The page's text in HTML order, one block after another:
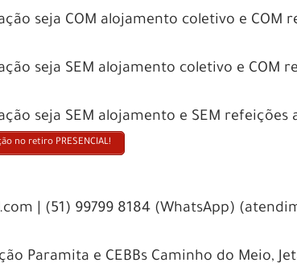
seja COM alojamento coletivo e COM
seja SEM alojamento coletivo e COM
seja SEM alojamento e SEM refeições
no retiro PRESENCIAL!
| (51) 99799 8184 (WhatsApp)
Paramita e CEBBs Caminho do Meio,